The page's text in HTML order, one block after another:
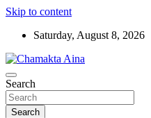
Skip to content
Saturday, August 8, 2026
Chamakta Aina
Hindi News Paper – Jharkhand
Search
Search